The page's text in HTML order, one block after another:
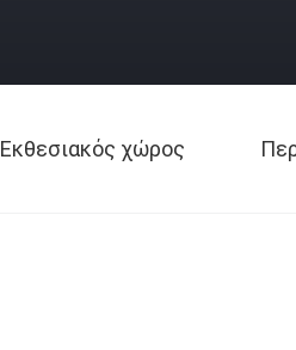
Εκθεσιακός χώρος